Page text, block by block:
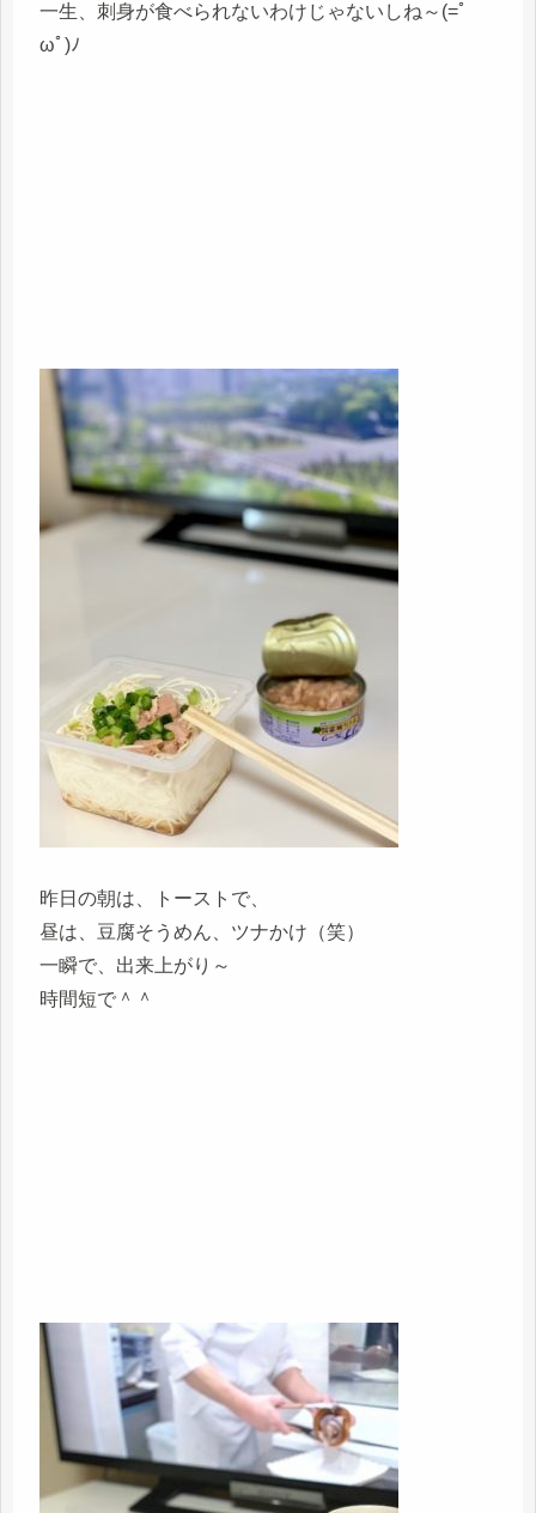
一生、刺身が食べられないわけじゃないしね～(=ﾟ
ωﾟ)ﾉ
昨日の朝は、トーストで、
昼は、豆腐そうめん、ツナかけ（笑）
一瞬で、出来上がり～
時間短で＾＾